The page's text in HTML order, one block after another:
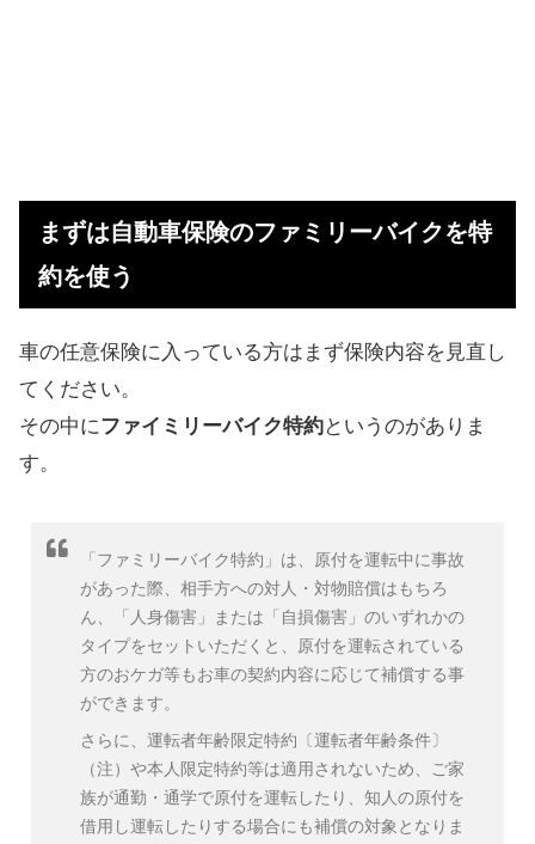
まずは自動車保険のファミリーバイクを特
約を使う
車の任意保険に入っている方はまず保険内容を見直し
てください。
その中にファイミリーバイク特約というのがありま
す。
「ファミリーバイク特約」は、原付を運転中に事故
があった際、相手方への対人・対物賠償はもちろ
ん、「人身傷害」または「自損傷害」のいずれかの
タイプをセットいただくと、原付を運転されている
方のおケガ等もお車の契約内容に応じて補償する事
ができます。
さらに、運転者年齢限定特約〔運転者年齢条件〕
（注）や本人限定特約等は適用されないため、ご家
族が通勤・通学で原付を運転したり、知人の原付を
借用し運転したりする場合にも補償の対象となりま